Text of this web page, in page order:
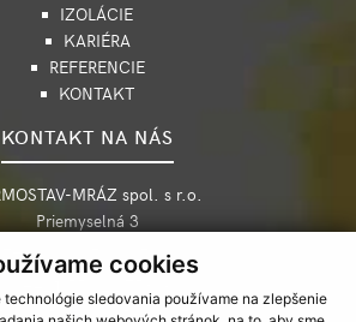
cookies
sledovania používame na zlepšenie
IZOLÁCIE
KARIÉRA
REFERENCIE
KONTAKT
KONTAKT NA NÁS
MRÁZ spol. s r.o.
Priemyselná 3
mraz.sk